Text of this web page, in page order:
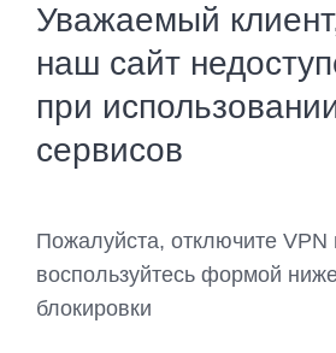
Уважаемый
наш сайт
при
сервисов
Пожалуйста, отключите VPN
воспользуйтесь формой
блокировки